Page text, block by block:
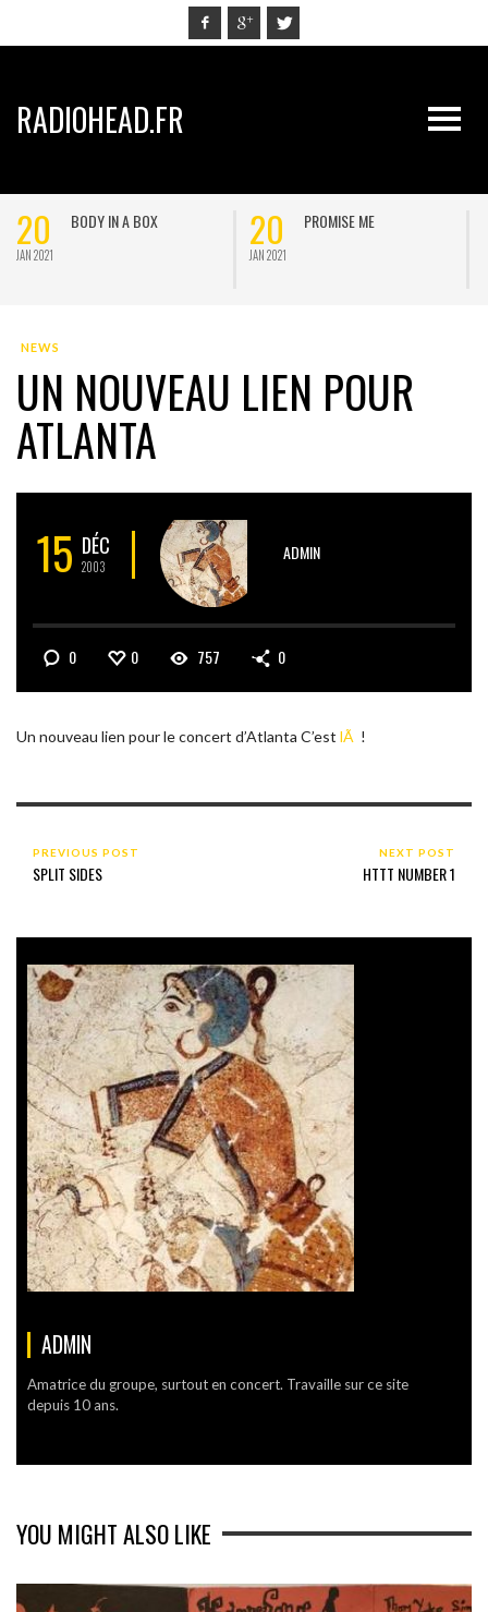
RADIOHEAD.FR
20
JAN 2021
BODY IN A BOX 20
JAN 2021
PROMISE ME
NEWS
UN NOUVEAU LIEN POUR
ATLANTA
15 DÉC
2003
ADMIN
0 0 757 0
Un nouveau lien pour le concert d’Atlanta C’est lÃ !
PREVIOUS POST
SPLIT SIDES
NEXT POST
HTTT NUMBER 1
ADMIN
Amatrice du groupe, surtout en concert. Travaille sur ce site
depuis 10 ans.
YOU MIGHT ALSO LIKE